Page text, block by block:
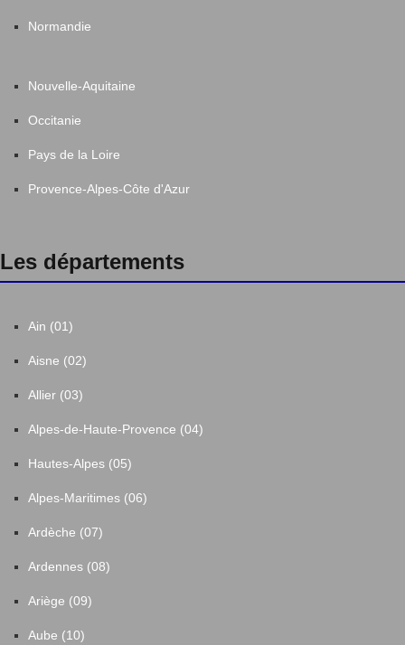
Normandie
Nouvelle-Aquitaine
Occitanie
Pays de la Loire
Provence-Alpes-Côte d'Azur
Les départements
Ain (01)
Aisne (02)
Allier (03)
Alpes-de-Haute-Provence (04)
Hautes-Alpes (05)
Alpes-Maritimes (06)
Ardèche (07)
Ardennes (08)
Ariège (09)
Aube (10)